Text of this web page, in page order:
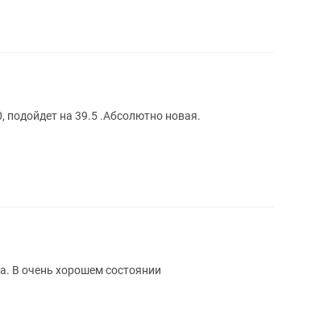
подойдет на 39.5 .Абсолютно новая.
В очень хорошем состоянии